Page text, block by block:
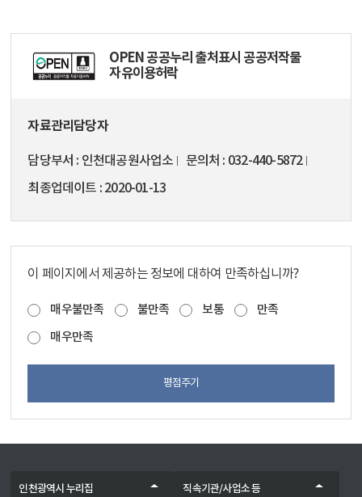
OPEN 공공누리 출처표시 공공저작물
자유이용허락
자료관리담당자
담당부서 인천대공원사업소 문의처
032-440-5872
최종업데이트
2020-01-13
이 페이지에서 제공하는 정보에 대하여 만족하십니까?
매우불만족 불만족 보통
만족
매우만족
평점주기
인천광역시 누리집 직속기관/사업소 등